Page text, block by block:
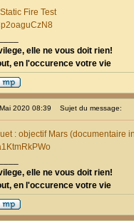
Fire Test
elle ne vous doit rien!
en l'occurence votre vie
2020 08:39 Sujet du message:
: objectif Mars (documentaire
elle ne vous doit rien!
en l'occurence votre vie